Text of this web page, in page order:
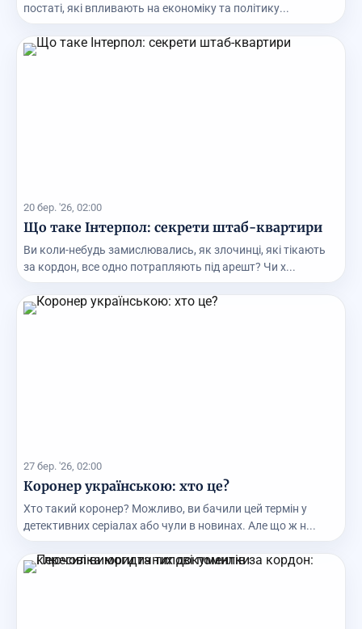
постаті, які впливають на економіку та політику...
20 бер. '26, 02:00
Що таке Інтерпол: секрети штаб-квартири
Ви коли-небудь замислювались, як злочинці, які тікають
за кордон, все одно потрапляють під арешт? Чи х...
27 бер. '26, 02:00
Коронер українською: хто це?
Хто такий коронер? Можливо, ви бачили цей термін у
детективних серіалах або чули в новинах. Але що ж н...